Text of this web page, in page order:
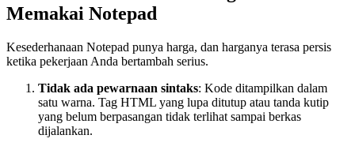
Memakai Notepad
Kesederhanaan Notepad punya harga, dan harganya terasa persis
ketika pekerjaan Anda bertambah serius.
Tidak ada pewarnaan sintaks: Kode ditampilkan dalam
satu warna. Tag HTML yang lupa ditutup atau tanda kutip
yang belum berpasangan tidak terlihat sampai berkas
dijalankan.